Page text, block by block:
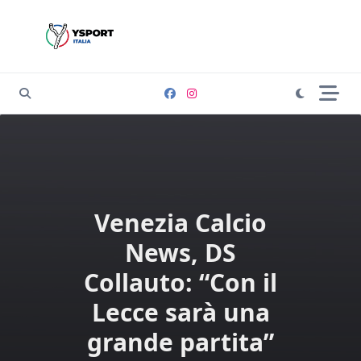
Venezia Calcio
News, DS
Collauto: “Con il
Lecce sarà una
grande partita”